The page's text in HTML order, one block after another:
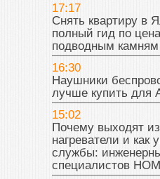
17:17
Снять квартиру в
полный гид по
подводным камням
16:30
Наушники
лучше купить для
15:02
Почему выходят
нагреватели и как
службы:
специалистов